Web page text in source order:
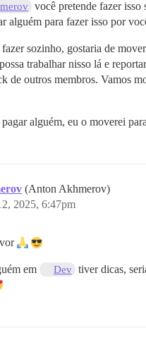
você pretende fazer isso
alguém para fazer isso por
sozinho, gostaria de
trabalhar nisso lá e
de outros membros. Vamos
alguém, eu o moverei para
(Anton Akhmerov)
2025, 6:47pm
em Dev tiver dicas,